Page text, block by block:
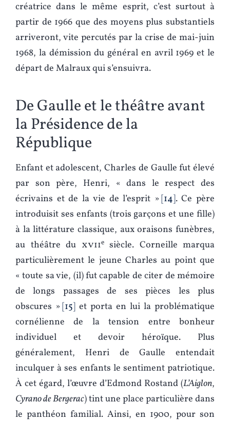
créatrice dans le même esprit, c’est surtout à
partir de 1966 que des moyens plus substantiels
arriveront, vite percutés par la crise de mai-juin
1968, la démission du général en avril 1969 et le
départ de Malraux qui s’ensuivra.
De Gaulle et le théâtre avant
la Présidence de la
République
Enfant et adolescent, Charles de Gaulle fut élevé
par son père, Henri, « dans le respect des
écrivains et de la vie de l’esprit » 14 . Ce père
introduisit ses enfants (trois garçons et une fille)
à la littérature classique, aux oraisons funèbres,
au théâtre du xviiesiècle. Corneille marqua
particulièrement le jeune Charles au point que
« toute sa vie, (il) fut capable de citer de mémoire
de longs passages de ses pièces les plus
obscures » 15 et porta en lui la problématique
cornélienne de la tension entre bonheur
individuel et devoir héroïque. Plus
généralement, Henri de Gaulle entendait
inculquer à ses enfants le sentiment patriotique.
À cet égard, l’œuvre d’Edmond Rostand (L’Aiglon,
Cyrano de Bergerac) tint une place particulière dans
le panthéon familial. Ainsi, en 1900, pour son